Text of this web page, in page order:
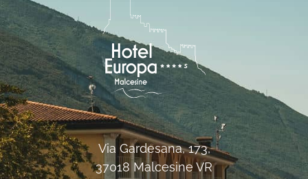
Via Gardesana, 173,
37018 Malcesine VR